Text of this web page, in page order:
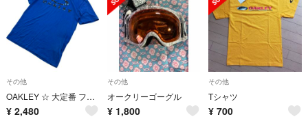
その他
OAKLEY ☆ 大定番 フロント ロゴ 半袖 Tシャツ ブルー 青 L スポーツ トレーニング ストリート ランニング 春夏 人気 オークリー■H303
¥ 2,480
その他
オークリーゴーグル
¥ 1,800
その他
Tシャツ
¥ 700